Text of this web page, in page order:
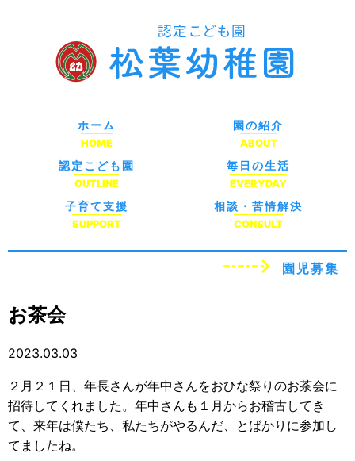
ホーム
HOME
園の紹介
ABOUT
認定こども園
OUTLINE
毎日の生活
EVERYDAY
子育て支援
SUPPORT
相談・苦情解決
CONSULT
園児募集
お茶会
2023.03.03
２月２１日、年長さんが年中さんをおひな祭りのお茶会に
招待してくれました。年中さんも１月からお稽古してき
て、来年は僕たち、私たちがやるんだ、とばかりに参加し
てましたね。